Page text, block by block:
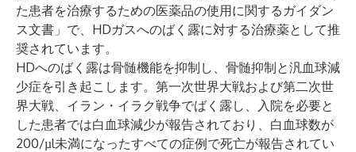
た患者を治療するための医薬品の使用に関するガイダン
ス文書」で、HDガスへのばく露に対する治療薬として推
奨されています。
HDへのばく露は骨髄機能を抑制し、骨髄抑制と汎血球減
少症を引き起こします。第一次世界大戦および第二次世
界大戦、イラン・イラク戦争でばく露し、入院を必要と
した患者では白血球減少が報告されており、白血球数が
200/µl未満になったすべての症例で死亡が報告されてい